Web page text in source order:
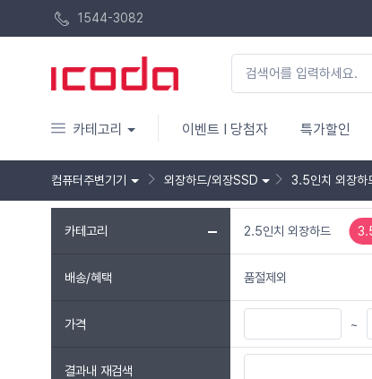
1544-3082
카테고리 이벤트 I 당첨자 특가할인
컴퓨터주변기기 외장하드/외장SSD 3.5인치 외장하
카테고리 2.5인치 외장하드
배송/혜택 품절제외
가격 ~
결과내 재검색